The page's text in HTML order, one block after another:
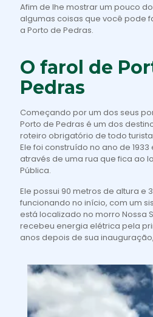
Afim de lhe mostrar um pouco
algumas coisas que você pode
a Porto de Pedras.
O farol de
Pedras
Começando por um dos seus
Porto de Pedras é um dos
roteiro obrigatório de todo
Ele foi construído no ano de
através de uma rua que fica ao
Pública.
Ele possui 90 metros de altura e
funcionando no início, com um
está localizado no morro Nossa
recebeu energia elétrica pela
anos depois de sua inauguração,